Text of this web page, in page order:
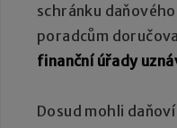
schránku
poradcům
finanční úřady
Dosud mohli